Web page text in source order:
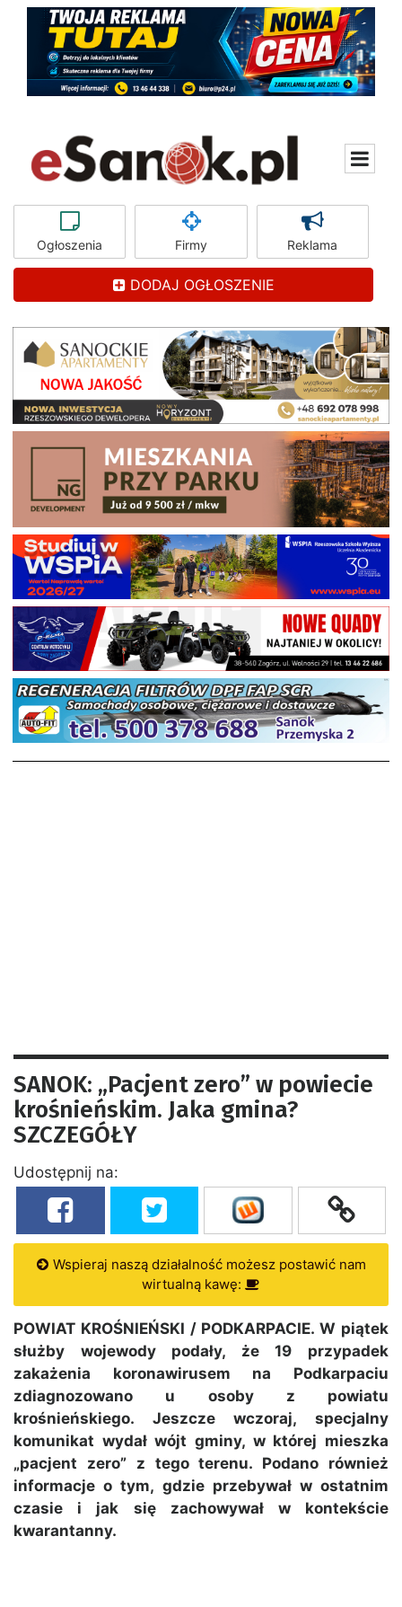
Ogłoszenia Firmy Reklama
DODAJ OGŁOSZENIE
SANOK: „Pacjent zero” w powiecie
krośnieńskim. Jaka gmina?
SZCZEGÓŁY
Udostępnij na:
Wspieraj naszą działalność możesz postawić nam
wirtualną kawę:
POWIAT KROŚNIEŃSKI / PODKARPACIE. W piątek
służby wojewody podały, że 19 przypadek
zakażenia koronawirusem na Podkarpaciu
zdiagnozowano u osoby z powiatu
krośnieńskiego. Jeszcze wczoraj, specjalny
komunikat wydał wójt gminy, w której mieszka
„pacjent zero” z tego terenu. Podano również
informacje o tym, gdzie przebywał w ostatnim
czasie i jak się zachowywał w kontekście
kwarantanny.